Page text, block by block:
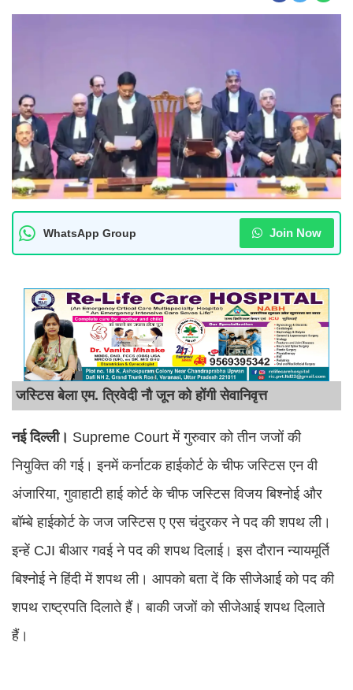
WhatsApp Group Join Now
जस्टिस बेला एम. त्रिवेदी नौ जून को होंगी सेवानिवृत्त
नई दिल्ली। Supreme Court में गुरुवार को तीन जजों की
नियुक्ति की गई। इनमें कर्नाटक हाईकोर्ट के चीफ जस्टिस एन वी
अंजारिया, गुवाहाटी हाई कोर्ट के चीफ जस्टिस विजय बिश्नोई और
बॉम्बे हाईकोर्ट के जज जस्टिस ए एस चंदुरकर ने पद की शपथ ली।
इन्हें CJI बीआर गवई ने पद की शपथ दिलाई। इस दौरान न्यायमूर्ति
बिश्नोई ने हिंदी में शपथ ली। आपको बता दें कि सीजेआई को पद की
शपथ राष्ट्रपति दिलाते हैं। बाकी जजों को सीजेआई शपथ दिलाते
हैं।